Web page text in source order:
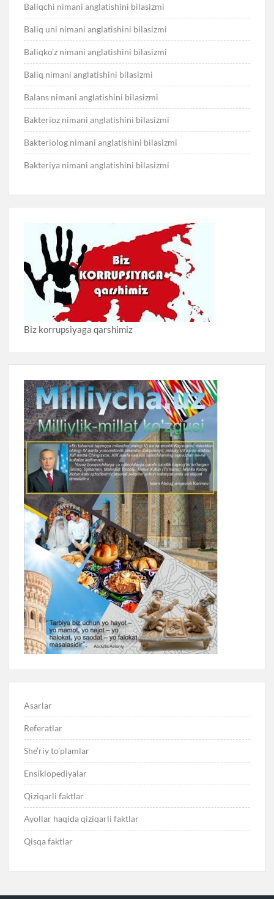
Baliqchi nimani anglatishini bilasizmi
Baliq uni nimani anglatishini bilasizmi
Baliqko’z nimani anglatishini bilasizmi
Baliq nimani anglatishini bilasizmi
Balans nimani anglatishini bilasizmi
Bakterioz nimani anglatishini bilasizmi
Bakteriolog nimani anglatishini bilasizmi
Bakteriya nimani anglatishini bilasizmi
Biz korrupsiyaga qarshimiz
Asarlar
Referatlar
She’riy to’plamlar
Ensiklopediyalar
Qiziqarli faktlar
Ayollar haqida qiziqarli faktlar
Qisqa faktlar